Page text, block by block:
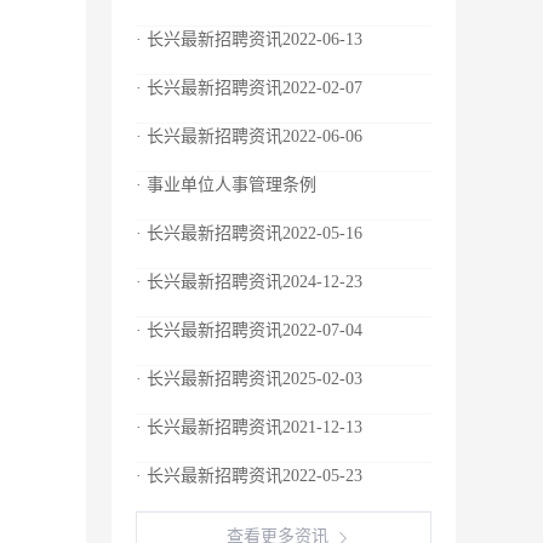
· 长兴最新招聘资讯2022-06-13
· 长兴最新招聘资讯2022-02-07
· 长兴最新招聘资讯2022-06-06
· 事业单位人事管理条例
· 长兴最新招聘资讯2022-05-16
· 长兴最新招聘资讯2024-12-23
· 长兴最新招聘资讯2022-07-04
· 长兴最新招聘资讯2025-02-03
· 长兴最新招聘资讯2021-12-13
· 长兴最新招聘资讯2022-05-23
查看更多资讯